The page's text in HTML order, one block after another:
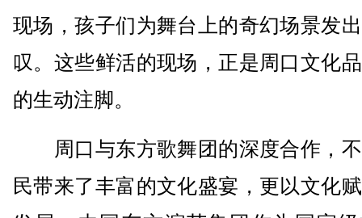
现场，孩子们为舞台上的奇幻场景发
叹。这些鲜活的现场，正是周口文化
的生动注脚。
周口与东方歌舞团的深度合作，
民带来了丰富的文化盛宴，更以文化